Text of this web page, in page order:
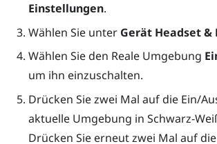
Einstellungen.
Wählen Sie unter Gerät Headset &
Wählen Sie den Reale Umgebung
um ihn einzuschalten.
Drücken Sie zwei Mal auf die Ein/
aktuelle Umgebung in Schwarz-
Drücken Sie erneut zwei Mal auf die